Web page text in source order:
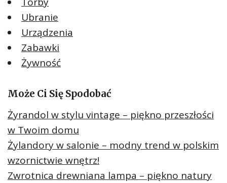
Ubranie
Urządzenia
Zabawki
Żywność
Może Ci Się Spodobać
Żyrandol w stylu vintage – piękno przeszłości
w Twoim domu
Żylandory w salonie – modny trend w polskim
wzornictwie wnętrz!
Zwrotnica drewniana lampa – piękno natury